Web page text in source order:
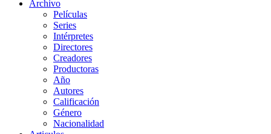
Archivo
Películas
Series
Intérpretes
Directores
Creadores
Productoras
Año
Autores
Calificación
Género
Nacionalidad